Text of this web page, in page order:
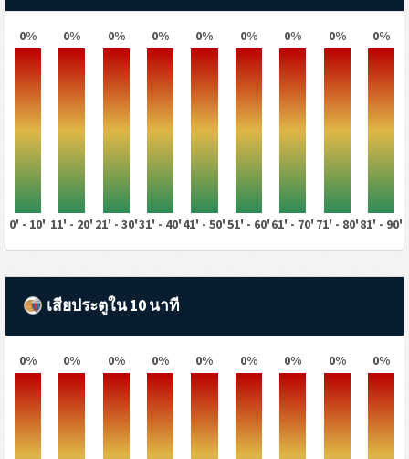
0% 0% 0% 0% 0% 0% 0% 0% 0%
0' - 10' 11' - 20' 21' - 30'31' - 40'41' - 50'51' - 60'61' - 70' 71' - 80'81' - 90'
เสียประตูใน 10 นาที
0% 0% 0% 0% 0% 0% 0% 0% 0%